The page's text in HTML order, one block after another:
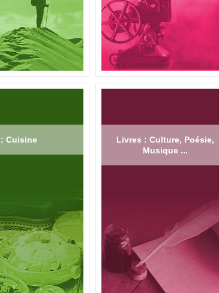
Cuisine
Livres : Culture, Poésie,
Musique ...